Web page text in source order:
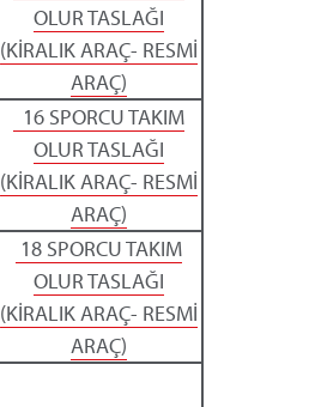
OLUR TASLAĞI
(KİRALIK ARAÇ- RESMİ
ARAÇ)
16 SPORCU TAKIM
OLUR TASLAĞI
(KİRALIK ARAÇ- RESMİ
ARAÇ)
18 SPORCU TAKIM
OLUR TASLAĞI
(KİRALIK ARAÇ- RESMİ
ARAÇ)